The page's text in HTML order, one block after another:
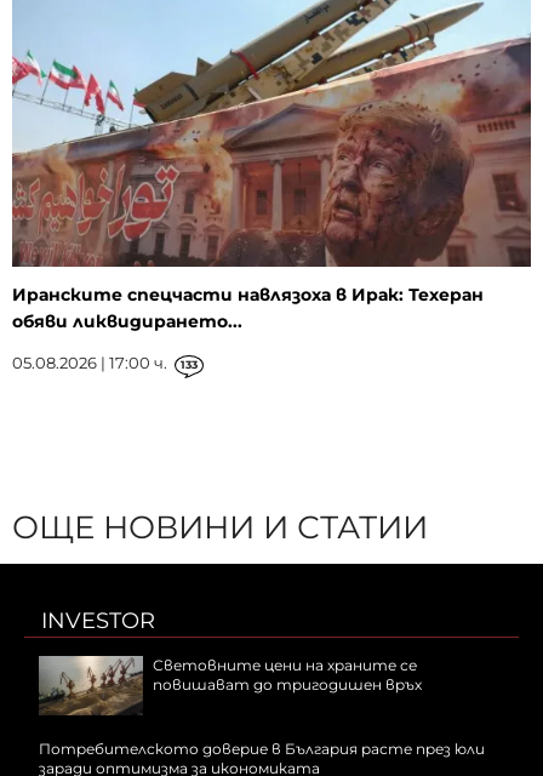
Иранските спецчасти навлязоха в Ирак: Техеран
обяви ликвидирането...
05.08.2026 | 17:00 ч. 133
ОЩЕ НОВИНИ И СТАТИИ
INVESTOR
Световните цени на храните се
повишават до тригодишен връх
Потребителското доверие в България расте през юли
заради оптимизма за икономиката